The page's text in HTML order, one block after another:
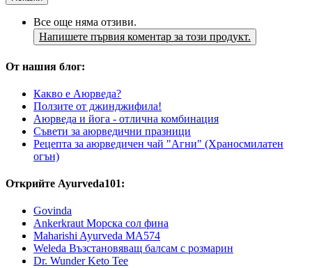
Все още няма отзиви.
Напишете първия коментар за този продукт.
От нашия блог:
Какво е Аюрведа?
Ползите от джинджифила!
Аюрведа и йога - отлична комбинация
Съвети за аюрведични празници
Рецепта за аюрведичен чай "Агни" (Храносмилатен
огън)
Открийте Ayurveda101:
Govinda
Ankerkraut Морска сол фина
Maharishi Ayurveda MA574
Weleda Възстановяващ балсам с розмарин
Dr. Wunder Keto Tee